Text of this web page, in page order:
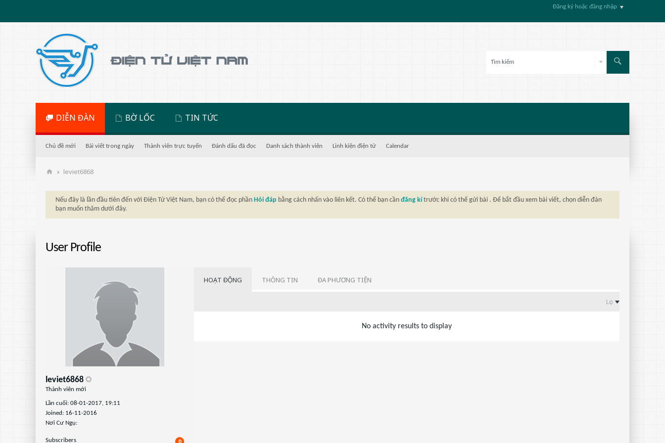
Đăng ký hoặc đăng nhập
DIỄN ĐÀN BỜ LỐC TIN TỨC
Chủ đề mới Bài viết trong ngày Thành viên trực tuyến Đánh dấu đã đọc Danh sách thành viên Linh kiện điện tử Calendar
leviet6868
Nếu đây là lần đầu tiên đến với Điện Tử Việt Nam, bạn có thể đọc phần Hỏi đáp bằng cách nhấn vào liên kết. Có thể bạn cần đăng kí trước khi có thể gửi bài . Để bắt đầu xem bài viết, chọn diễn đàn
bạn muốn thăm dưới đây.
User Profile
leviet6868
Thành viên mới
Lần cuối: 08-01-2017, 19:11
Joined: 16-11-2016
Nơi Cư Ngụ:
Subscribers 0
HOẠT ĐỘNG THÔNG TIN ĐA PHƯƠNG TIỆN
Lọc
No activity results to display